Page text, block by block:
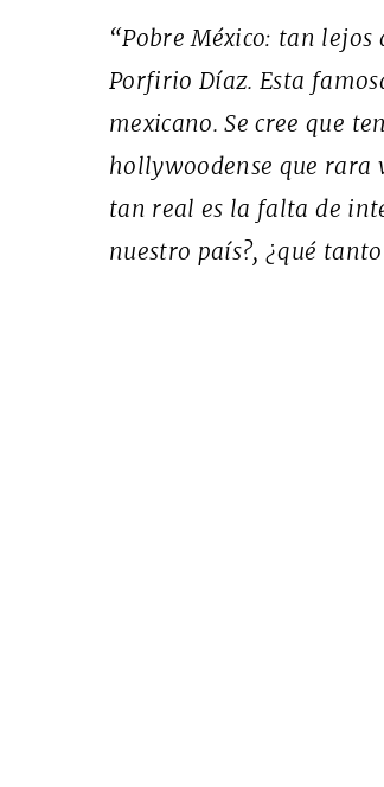
“Pobre México: tan lejos
Porfirio Díaz. Esta
mexicano. Se cree que
hollywoodense que rara
tan real es la falta de
nuestro país?, ¿qué
Cine